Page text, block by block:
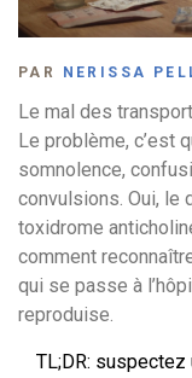
PAR NERISSA
Le mal des
Le problème, c’est
somnolence,
convulsions. Oui, le
toxidrome
comment
qui se passe à
reproduise.
TL;DR: suspectez